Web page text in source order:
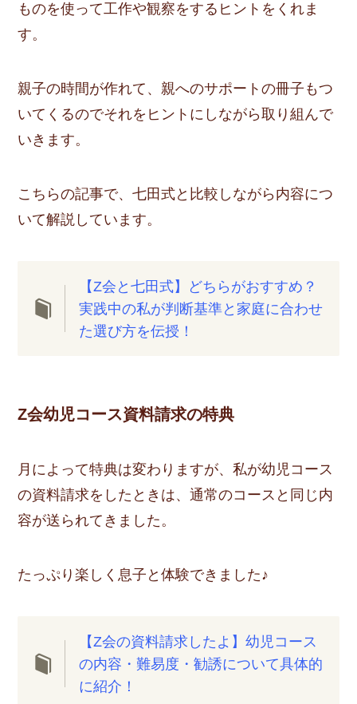
ものを使って工作や観察をするヒントをくれま
す。
親子の時間が作れて、親へのサポートの冊子もつ
いてくるのでそれをヒントにしながら取り組んで
いきます。
こちらの記事で、七田式と比較しながら内容につ
いて解説しています。
【Z会と七田式】どちらがおすすめ？
実践中の私が判断基準と家庭に合わせ
た選び方を伝授！
Z会幼児コース資料請求の特典
月によって特典は変わりますが、私が幼児コース
の資料請求をしたときは、通常のコースと同じ内
容が送られてきました。
たっぷり楽しく息子と体験できました♪
【Z会の資料請求したよ】幼児コース
の内容・難易度・勧誘について具体的
に紹介！